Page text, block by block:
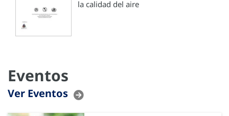
la calidad del aire
Eventos
Ver Eventos